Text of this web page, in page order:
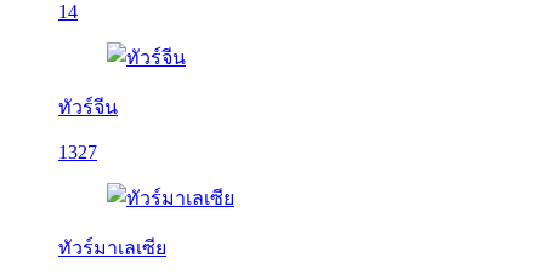
14
ทัวร์จีน
1327
ทัวร์มาเลเซีย